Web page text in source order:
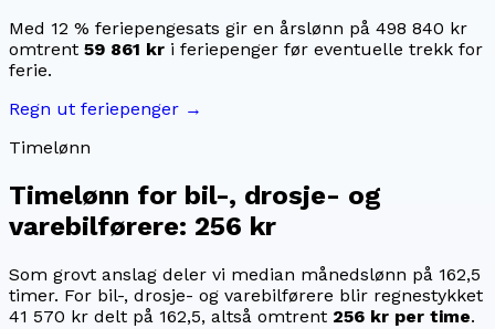
Med 12 % feriepengesats gir en årslønn på 498 840 kr
omtrent 59 861 kr i feriepenger før eventuelle trekk for
ferie.
Regn ut feriepenger →
Timelønn
Timelønn for bil-, drosje- og
varebilførere: 256 kr
Som grovt anslag deler vi median månedslønn på 162,5
timer. For bil-, drosje- og varebilførere blir regnestykket
41 570 kr delt på 162,5, altså omtrent 256 kr per time.